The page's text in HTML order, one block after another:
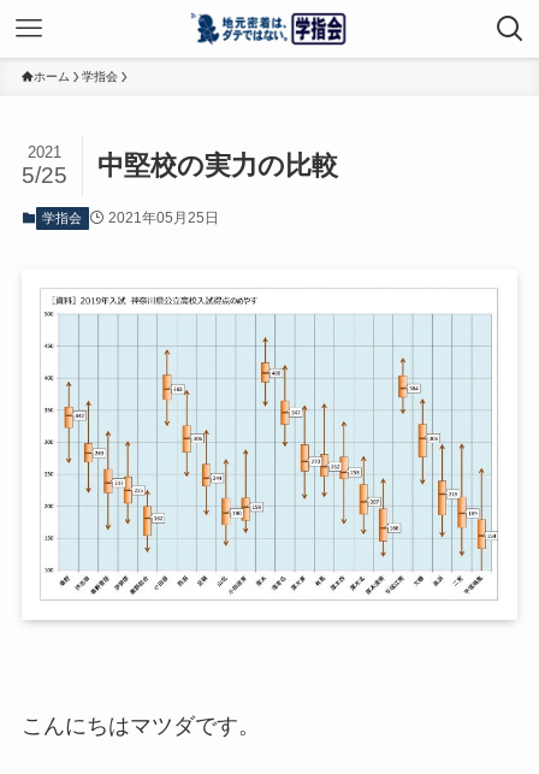
ホーム 学指会
中堅校の実力の比較
2021
5/25
学指会 2021年05月25日
こんにちはマツダです。